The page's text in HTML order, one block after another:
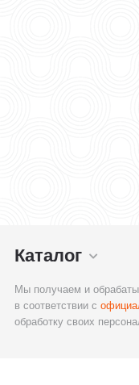
Каталог
Мы получаем и
в соответствии с
обработку своих